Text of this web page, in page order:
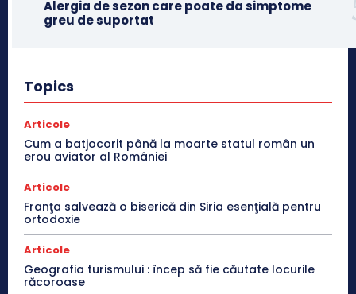
Alergia de sezon care poate da simptome
greu de suportat
Topics
Articole
Cum a batjocorit până la moarte statul român un
erou aviator al României
Articole
Franţa salvează o biserică din Siria esenţială pentru
ortodoxie
Articole
Geografia turismului : încep să fie căutate locurile
răcoroase